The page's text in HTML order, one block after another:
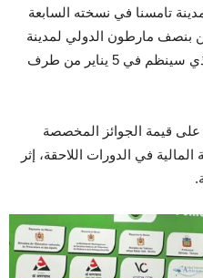
تامسنا في نسخته السابعة
بنصف مارطون الدولي لمدينة
تامسنا، فضلا عن سباق 10 كلم الذي سينظم في 5 يناير من طرف
قيمة الجوائز المخصصة
المالية في الدورات اللاحقة، إثر